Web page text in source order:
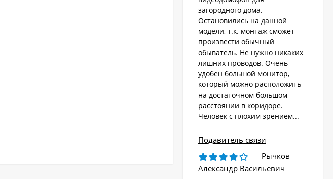
загородного дома.
Остановились на данной
модели, т.к. монтаж сможет
произвести обычный
обыватель. Не нужно никаких
лишних проводов. Очень
удобен большой монитор,
который можно расположить
на достаточном большом
расстоянии в коридоре.
Человек с плохим зрением...
Подавитель связи
Рычков
Александр Васильевич